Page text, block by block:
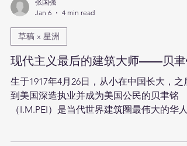
张国强
Jan 6
4 min read
草稿 x 星洲
现代主义最后的建筑大师——贝聿
生于1917年4月26日，从小在中国长大，之后
（I.M.PEI）是当代世界建筑圈最伟大的华人